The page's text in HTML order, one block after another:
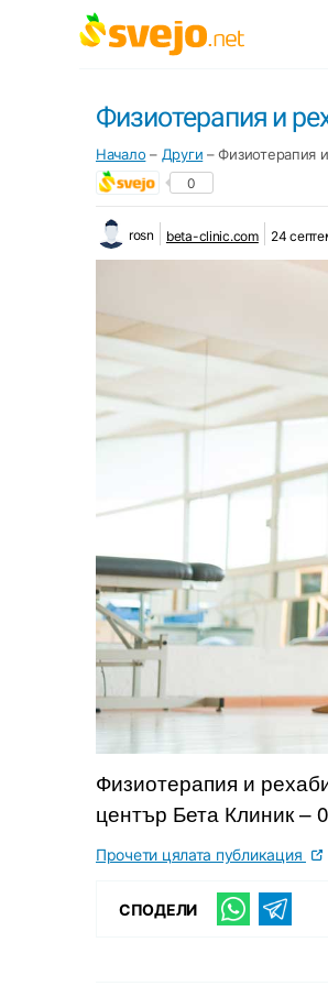
Физиотерапия и
Начало – Други –Физиотерапия
0
rosn beta-clinic.com 24
Физиотерапия и
център Бета Клиник –
Прочети цялата публикация
СПОДЕЛИ